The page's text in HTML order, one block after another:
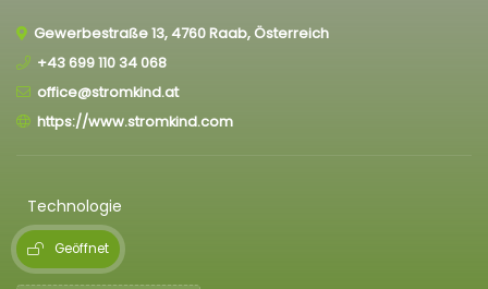
Gewerbestraße 13, 4760 Raab, Österreich
+43 699 110 34 068
office@stromkind.at
https://www.stromkind.com
Technologie
Geöffnet